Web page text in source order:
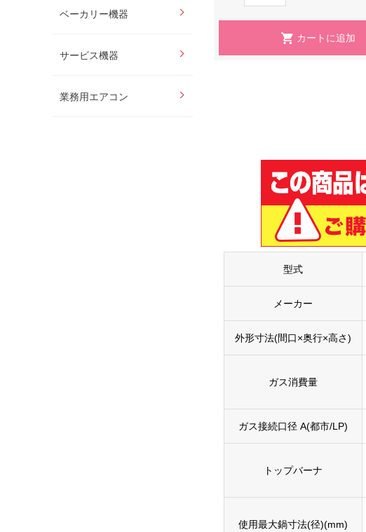
ベーカリー機器
サービス機器
業務用エアコン
型式
メーカー
外形寸法(間口×奥行×高さ)
ガス消費量
ガス接続口径 A(都市/LP)
トップバーナ
使用最大鍋寸法(径)(mm)